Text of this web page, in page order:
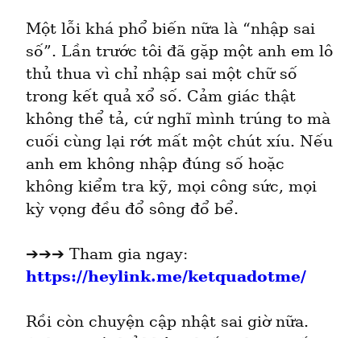
Một lỗi khá phổ biến nữa là “nhập sai
số”. Lần trước tôi đã gặp một anh em lô
thủ thua vì chỉ nhập sai một chữ số
trong kết quả xổ số. Cảm giác thật
không thể tả, cứ nghĩ mình trúng to mà
cuối cùng lại rớt mất một chút xíu. Nếu
anh em không nhập đúng số hoặc
không kiểm tra kỹ, mọi công sức, mọi
kỳ vọng đều đổ sông đổ bể.
https://heylink.me/ketquadotme/
Rồi còn chuyện cập nhật sai giờ nữa.